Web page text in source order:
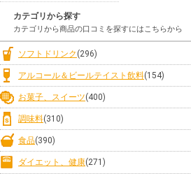
カテゴリから探す
カテゴリから商品の口コミを探すにはこちらから
ソフトドリンク (296)
アルコール＆ビールテイスト飲料(154)
お菓子、スイーツ(400)
調味料(310)
食品(390)
ダイエット、健康(271)